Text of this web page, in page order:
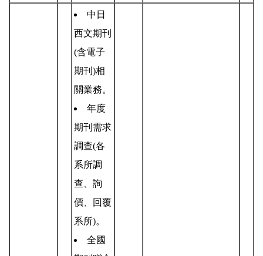
中日
西文期刊
(含電子
期刊)相
關業務。
年度
期刊需求
調查(各
系所調
查、詢
價、回覆
系所)。
全國